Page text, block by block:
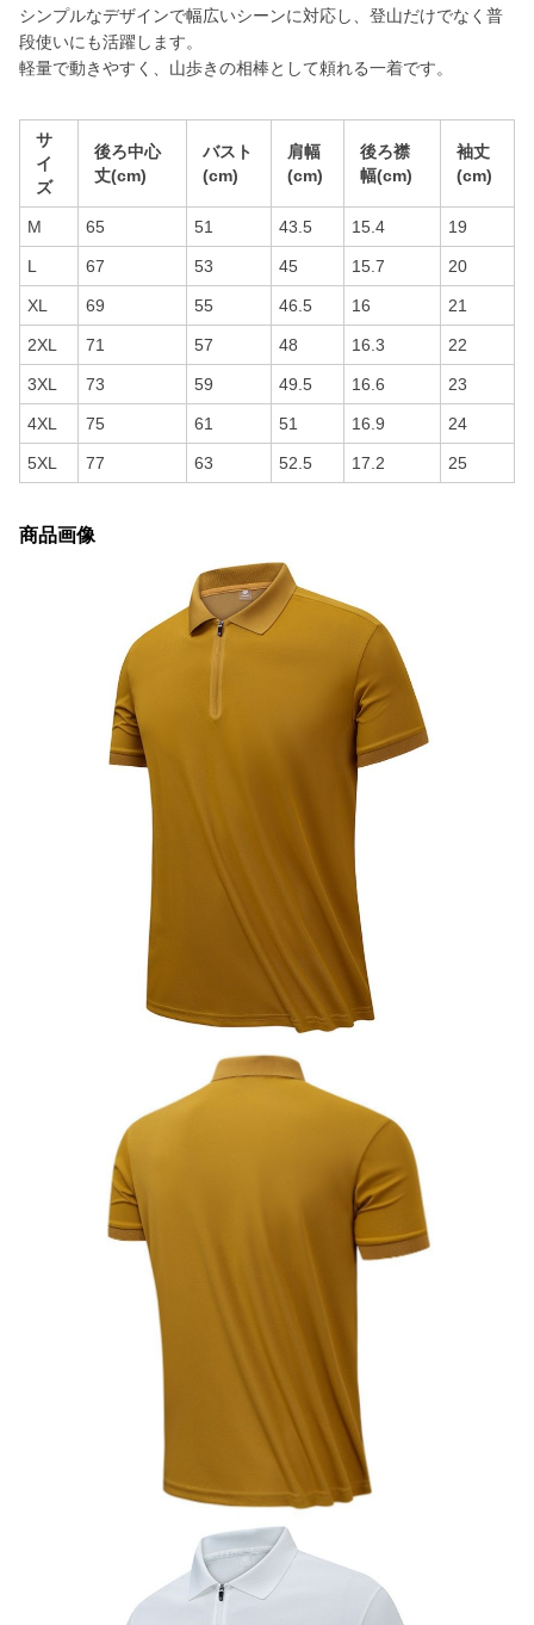
シンプルなデザインで幅広いシーンに対応し、登山だけでなく普
段使いにも活躍します。
軽量で動きやすく、山歩きの相棒として頼れる一着です。
サ
イ
ズ
後ろ中心
丈(cm)
バスト
(cm)
肩幅
(cm)
後ろ襟
幅(cm)
袖丈
(cm)
M 65 51 43.5 15.4 19
L 67 53 45 15.7 20
XL 69 55 46.5 16 21
2XL 71 57 48 16.3 22
3XL 73 59 49.5 16.6 23
4XL 75 61 51 16.9 24
5XL 77 63 52.5 17.2 25
商品画像